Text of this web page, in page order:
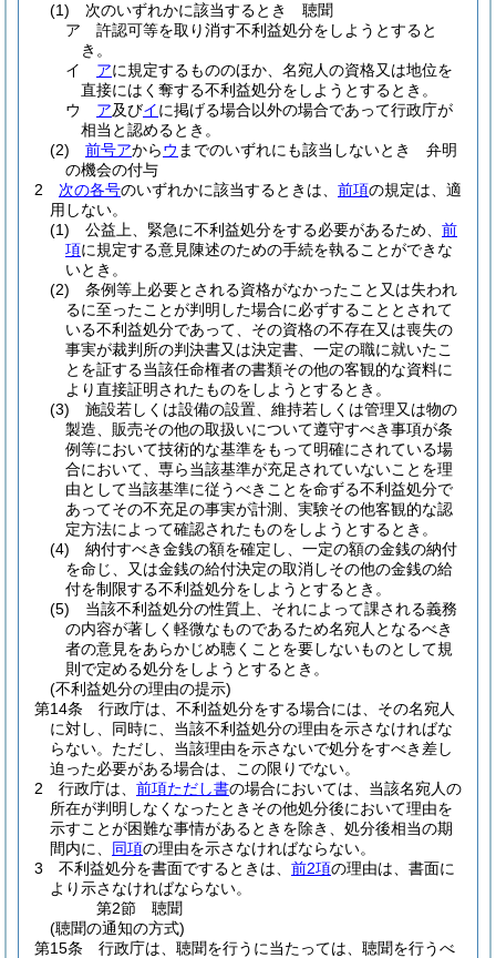
(1)
次のいずれかに該当するとき 聴聞
ア
許認可等を取り消す不利益処分をしようとすると
き。
イ
アに規定するもののほか、名宛人の資格又は地位を
直接にはく奪する不利益処分をしようとするとき。
ウ
ア及びイに掲げる場合以外の場合であって行政庁が
相当と認めるとき。
(2)
前号アからウ までのいずれにも該当しないとき 弁明
の機会の付与
2
次の各号のいずれかに該当するときは、 前項の規定は、適
用しない。
(1)
公益上、緊急に不利益処分をする必要があるため、 前
項に規定する意見陳述のための手続を執ることができな
いとき。
(2)
条例等上必要とされる資格がなかったこと又は失われ
るに至ったことが判明した場合に必ずすることとされて
いる不利益処分であって、その資格の不存在又は喪失の
事実が裁判所の判決書又は決定書、一定の職に就いたこ
とを証する当該任命権者の書類その他の客観的な資料に
より直接証明されたものをしようとするとき。
(3)
施設若しくは設備の設置、維持若しくは管理又は物の
製造、販売その他の取扱いについて遵守すべき事項が条
例等において技術的な基準をもって明確にされている場
合において、専ら当該基準が充足されていないことを理
由として当該基準に従うべきことを命ずる不利益処分で
あってその不充足の事実が計測、実験その他客観的な認
定方法によって確認されたものをしようとするとき。
(4)
納付すべき金銭の額を確定し、一定の額の金銭の納付
を命じ、又は金銭の給付決定の取消しその他の金銭の給
付を制限する不利益処分をしようとするとき。
(5)
当該不利益処分の性質上、それによって課される義務
の内容が著しく軽微なものであるため名宛人となるべき
者の意見をあらかじめ聴くことを要しないものとして規
則で定める処分をしようとするとき。
(不利益処分の理由の提示)
第14条
行政庁は、不利益処分をする場合には、その名宛人
に対し、同時に、当該不利益処分の理由を示さなければな
らない。 ただし、当該理由を示さないで処分をすべき差し
迫った必要がある場合は、この限りでない。
2
行政庁は、 前項ただし書の場合においては、当該名宛人の
所在が判明しなくなったときその他処分後において理由を
示すことが困難な事情があるときを除き、処分後相当の期
間内に、 同項の理由を示さなければならない。
3
不利益処分を書面でするときは、 前2項の理由は、書面に
より示さなければならない。
第2節
聴聞
(聴聞の通知の方式)
第15条
行政庁は、聴聞を行うに当たっては、聴聞を行うべ